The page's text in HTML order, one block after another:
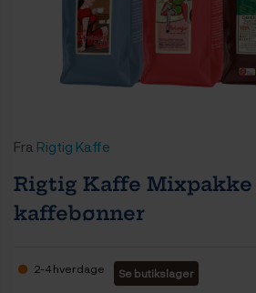
Fra Rigtig Kaffe
Rigtig Kaffe Mixpakke
kaffebønner
2-4 hverdage Se butikslager